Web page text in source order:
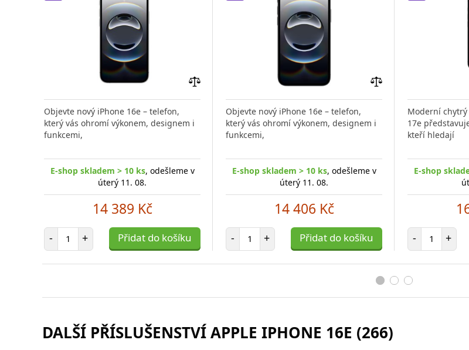
porovnání
Objevte nový iPhone 16e – telefon,
který vás ohromí výkonem, designem i
funkcemi,
E-shop skladem > 10 ks, odešleme v
úterý 11. 08.
14 389 Kč
- Počet položek
+ Přidat do košíku
porovnání
Objevte nový iPhone 16e – telefon,
který vás ohromí výkonem, designem i
funkcemi,
E-shop skladem > 10 ks, odešleme v
úterý 11. 08.
14 406 Kč
- Počet položek
+ Přidat do košíku
Moderní
17e
kteří hledají
E-shop
- Počet
+
DALŠÍ PŘÍSLUŠENSTVÍ APPLE IPHONE 16E (266)